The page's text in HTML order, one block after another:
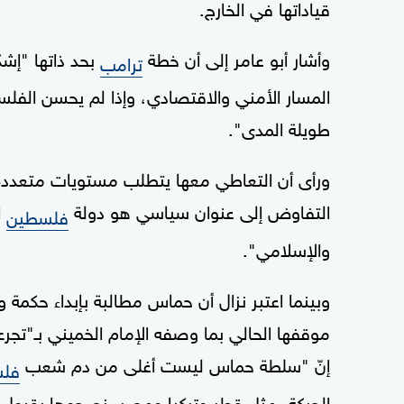
وأشار أبو عامر إلى أن خطةترامب بحد ذاتها
المسار الأمني والاقتصادي، وإذا لم يحسن
طويلة المدى".
ورأى أن التعاطي معها يتطلب مستويات
التفاوض إلى عنوان سياسي هو دولة فلسطين
والإسلامي".
وبينما اعتبر نزال أن حماس مطالبة بإبداء حكمة
موقفها الحالي بما وصفه الإمام الخميني
إنّ "سلطة حماس ليست أغلى من دم شعب